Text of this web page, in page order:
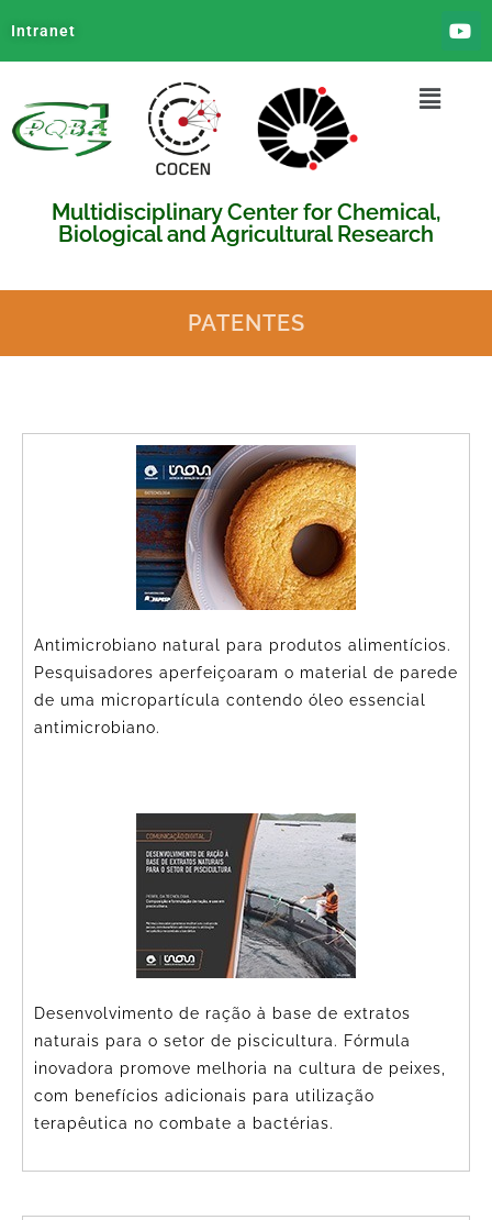
Intranet
Multidisciplinary Center for Chemical,
Biological and Agricultural Research
PATENTES
Antimicrobiano natural para produtos alimentícios.
Pesquisadores aperfeiçoaram o material de parede
de uma micropartícula contendo óleo essencial
antimicrobiano.
Desenvolvimento de ração à base de extratos
naturais para o setor de piscicultura. Fórmula
inovadora promove melhoria na cultura de peixes,
com benefícios adicionais para utilização
terapêutica no combate a bactérias.